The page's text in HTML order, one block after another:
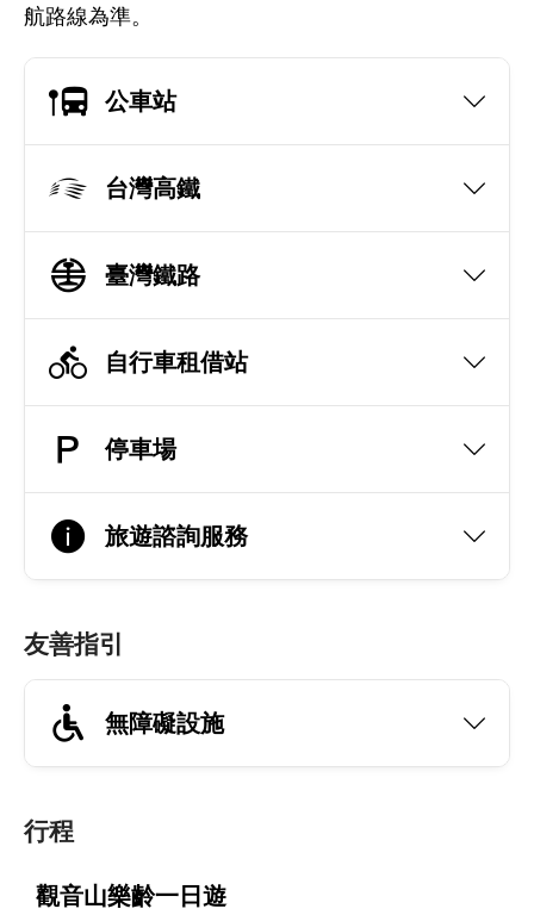
航路線為準。
公車站
台灣高鐵
臺灣鐵路
自行車租借站
停車場
旅遊諮詢服務
友善指引
無障礙設施
行程
觀音山樂齡一日遊